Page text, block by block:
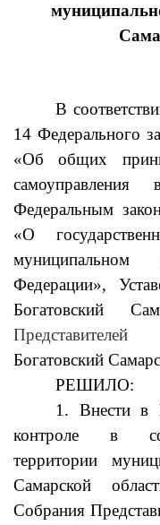
В
14 Федерального
«Об общих
Федеральным
«О
Федерации»,
Богатовский
Представителей
Богатовский
РЕШИЛО:
1. Внести в
контроле в
территории
Самарской
Собрания